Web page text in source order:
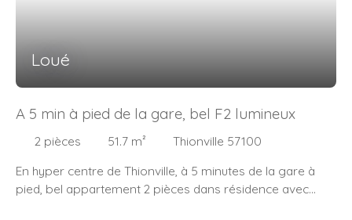
Loué
A 5 min à pied de la gare, bel F2 lumineux
2 pièces 51.7 m²
Thionville 57100
En hyper centre de Thionville, à 5 minutes de la gare à
pied, bel appartement 2 pièces dans résidence avec